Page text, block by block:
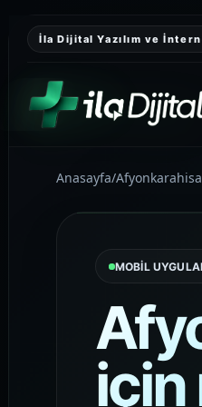
İla Dijital Yazılım ve
daha
sitesi
Anasayfa/
MOBİL
için